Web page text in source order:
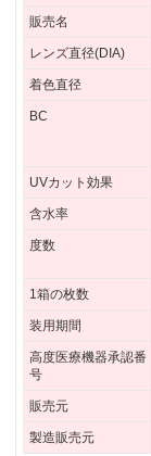
販売名
レンズ直径(DIA)
着色直径
BC
UVカット効果
含水率
度数
1箱の枚数
装用期間
高度医療機器承認番
号
販売元
製造販売元